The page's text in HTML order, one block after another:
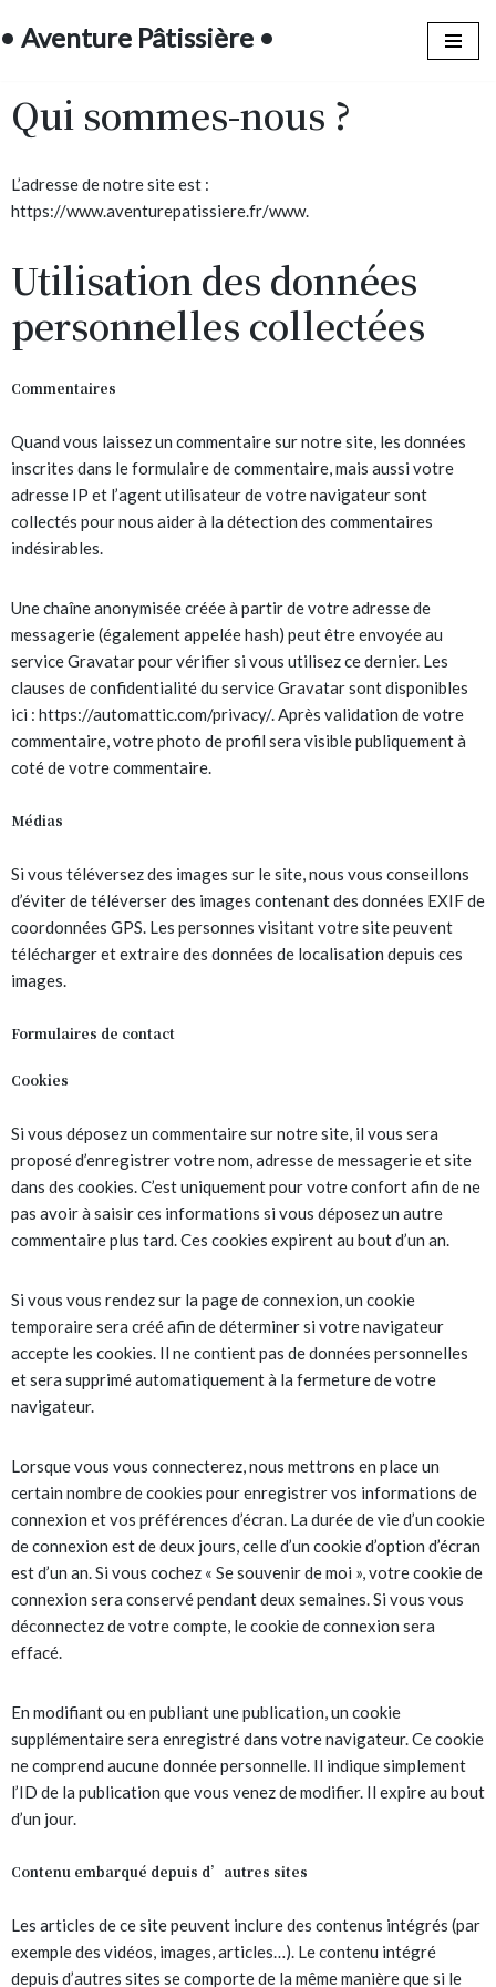
contenu
• Aventure Pâtissière •
Qui sommes-nous ?
L’adresse de notre site est :
https://www.aventurepatissiere.fr/www.
Utilisation des données
personnelles collectées
Commentaires
Quand vous laissez un commentaire sur notre site, les données
inscrites dans le formulaire de commentaire, mais aussi votre
adresse IP et l’agent utilisateur de votre navigateur sont
collectés pour nous aider à la détection des commentaires
indésirables.
Une chaîne anonymisée créée à partir de votre adresse de
messagerie (également appelée hash) peut être envoyée au
service Gravatar pour vérifier si vous utilisez ce dernier. Les
clauses de confidentialité du service Gravatar sont disponibles
ici : https://automattic.com/privacy/. Après validation de votre
commentaire, votre photo de profil sera visible publiquement à
coté de votre commentaire.
Médias
Si vous téléversez des images sur le site, nous vous conseillons
d’éviter de téléverser des images contenant des données EXIF de
coordonnées GPS. Les personnes visitant votre site peuvent
télécharger et extraire des données de localisation depuis ces
images.
Formulaires de contact
Cookies
Si vous déposez un commentaire sur notre site, il vous sera
proposé d’enregistrer votre nom, adresse de messagerie et site
dans des cookies. C’est uniquement pour votre confort afin de ne
pas avoir à saisir ces informations si vous déposez un autre
commentaire plus tard. Ces cookies expirent au bout d’un an.
Si vous vous rendez sur la page de connexion, un cookie
temporaire sera créé afin de déterminer si votre navigateur
accepte les cookies. Il ne contient pas de données personnelles
et sera supprimé automatiquement à la fermeture de votre
navigateur.
Lorsque vous vous connecterez, nous mettrons en place un
certain nombre de cookies pour enregistrer vos informations de
connexion et vos préférences d’écran. La durée de vie d’un cookie
de connexion est de deux jours, celle d’un cookie d’option d’écran
est d’un an. Si vous cochez « Se souvenir de moi », votre cookie de
connexion sera conservé pendant deux semaines. Si vous vous
déconnectez de votre compte, le cookie de connexion sera
effacé.
En modifiant ou en publiant une publication, un cookie
supplémentaire sera enregistré dans votre navigateur. Ce cookie
ne comprend aucune donnée personnelle. Il indique simplement
l’ID de la publication que vous venez de modifier. Il expire au bout
d’un jour.
Contenu embarqué depuis d’autres sites
Les articles de ce site peuvent inclure des contenus intégrés (par
exemple des vidéos, images, articles…). Le contenu intégré
depuis d’autres sites se comporte de la même manière que si le